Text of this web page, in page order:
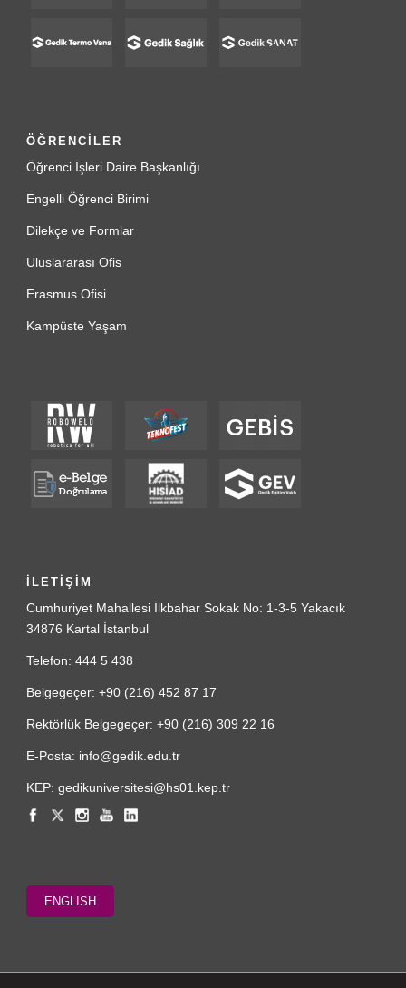
ÖĞRENCİLER
Öğrenci İşleri Daire Başkanlığı
Engelli Öğrenci Birimi
Dilekçe ve Formlar
Uluslararası Ofis
Erasmus Ofisi
Kampüste Yaşam
İLETİŞİM
Cumhuriyet Mahallesi İlkbahar Sokak No: 1-3-5 Yakacık
34876 Kartal İstanbul
Telefon: 444 5 438
Belgegeçer: +90 (216) 452 87 17
Rektörlük Belgegeçer: +90 (216) 309 22 16
E-Posta: info@gedik.edu.tr
KEP: gedikuniversitesi@hs01.kep.tr
ENGLISH